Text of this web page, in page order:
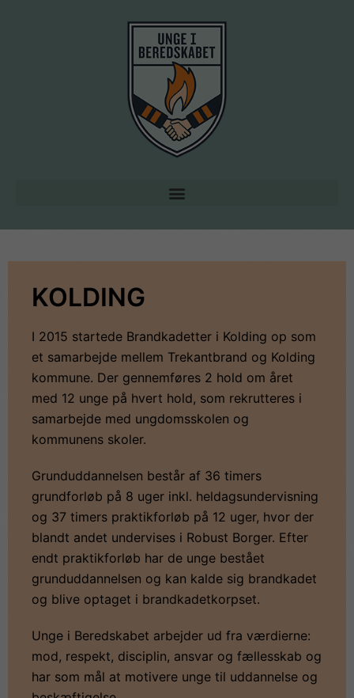
KOLDING
I 2015 startede Brandkadetter i Kolding op som
et samarbejde mellem Trekantbrand og Kolding
kommune. Der gennemføres 2 hold om året
med 12 unge på hvert hold, som rekrutteres i
samarbejde med ungdomsskolen og
kommunens skoler.
Grunduddannelsen består af 36 timers
grundforløb på 8 uger inkl. heldagsundervisning
og 37 timers praktikforløb på 12 uger, hvor der
blandt andet undervises i Robust Borger. Efter
endt praktikforløb har de unge bestået
grunduddannelsen og kan kalde sig brandkadet
og blive optaget i brandkadetkorpset.
Unge i Beredskabet arbejder ud fra værdierne:
mod, respekt, disciplin, ansvar og fællesskab og
har som mål at motivere unge til uddannelse og